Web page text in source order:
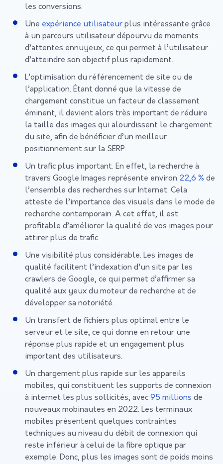
les conversions.
Une expérience utilisateur plus intéressante grâce
à un parcours utilisateur dépourvu de moments
d’attentes ennuyeux, ce qui permet à l’utilisateur
d’atteindre son objectif plus rapidement.
L’optimisation du référencement de site ou de
l’application. Étant donné que la vitesse de
chargement constitue un facteur de classement
éminent, il devient alors très important de réduire
la taille des images qui alourdissent le chargement
du site, afin de bénéficier d’un meilleur
positionnement sur la SERP.
Un trafic plus important. En effet, la recherche à
travers Google Images représente environ 22,6 % de
l’ensemble des recherches sur Internet. Cela
atteste de l’importance des visuels dans le mode de
recherche contemporain. A cet effet, il est
profitable d’améliorer la qualité de vos images pour
attirer plus de trafic.
Une visibilité plus considérable. Les images de
qualité facilitent l’indexation d’un site par les
crawlers de Google, ce qui permet d’affirmer sa
qualité aux yeux du moteur de recherche et de
développer sa notoriété.
Un transfert de fichiers plus optimal entre le
serveur et le site, ce qui donne en retour une
réponse plus rapide et un engagement plus
important des utilisateurs.
Un chargement plus rapide sur les appareils
mobiles, qui constituent les supports de connexion
à internet les plus sollicités, avec 95 millions de
nouveaux mobinautes en 2022. Les terminaux
mobiles présentent quelques contraintes
techniques au niveau du débit de connexion qui
reste inférieur à celui de la fibre optique par
exemple. Donc, plus les images sont de poids moins